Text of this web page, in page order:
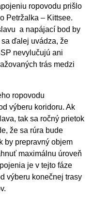
ropovodu prišlo
Petržalka – Kittsee.
a napájací bod by
ďalej uvádza, že
nevylučujú ani
trás medzi
ropovodu
výberu koridoru. Ak
tak sa ročný prietok
že sa rúra bude
by prepravný objem
maximálnu úroveň
je v tejto fáze
výberu konečnej trasy